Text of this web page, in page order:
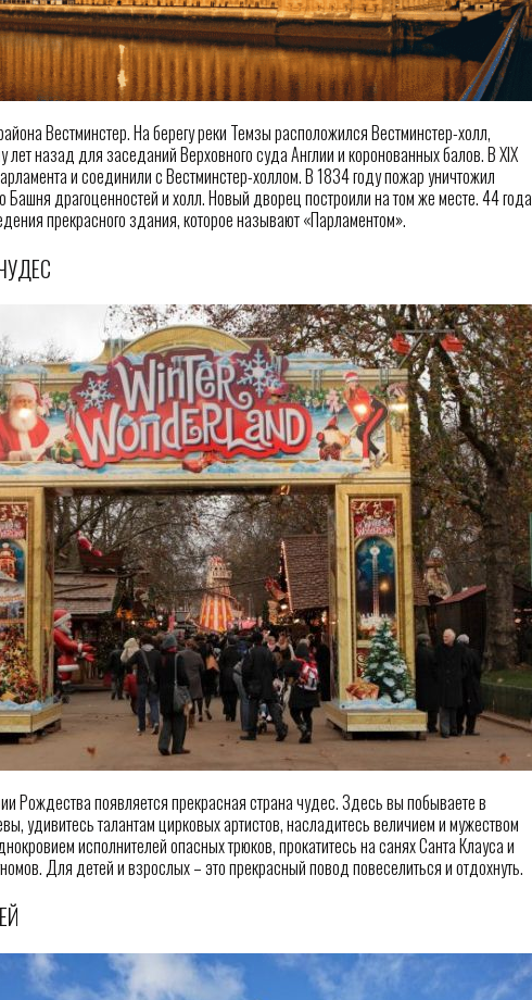
Вестминстер. На берегу реки Темзы расположился Вестминстер-холл,
лет назад для заседаний Верховного суда Англии и коронованных балов. В XIX
и соединили с Вестминстер-холлом. В 1834 году пожар уничтожил
Башня драгоценностей и холл. Новый дворец построили на том же месте. 44 года
прекрасного здания, которое называют «Парламентом».
Рождества появляется прекрасная страна чудес. Здесь вы побываете в
удивитесь талантам цирковых артистов, насладитесь величием и мужеством
исполнителей опасных трюков, прокатитесь на санях Санта Клауса и
Для детей и взрослых – это прекрасный повод повеселиться и отдохнуть.